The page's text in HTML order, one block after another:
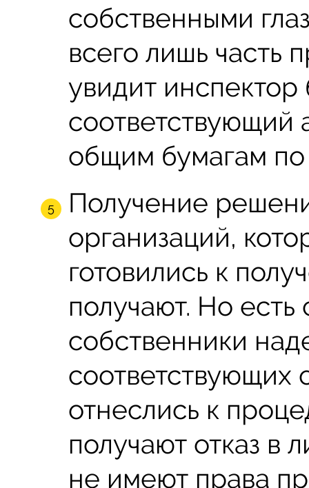
собственными
всего лишь часть
увидит инспектор
соответствующий
общим бумагам
Получение
организаций,
готовились к
получают. Но есть
собственники
соответствующих
отнеслись к
получают отказ в
не имеют права